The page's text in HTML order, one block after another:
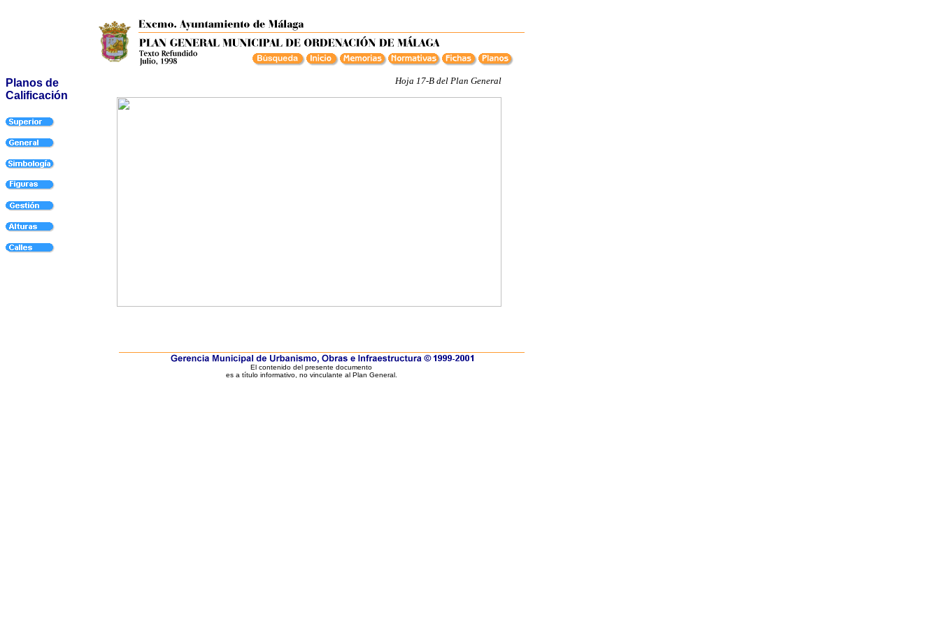
Hoja 17-B del Plan General
Planos de
Calificación
El contenido del presente documento
es a título informativo, no vinculante al Plan General.